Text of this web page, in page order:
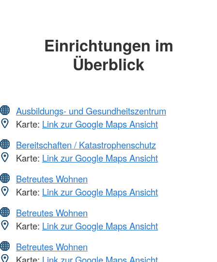
Einrichtungen im
Überblick
Ausbildungs- und Gesundheitszentrum
Karte: Link zur Google Maps Ansicht
Bereitschaften / Katastrophenschutz
Karte: Link zur Google Maps Ansicht
Betreutes Wohnen
Karte: Link zur Google Maps Ansicht
Betreutes Wohnen
Karte: Link zur Google Maps Ansicht
Betreutes Wohnen